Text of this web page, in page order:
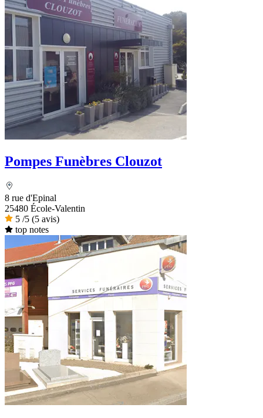
Pompes Funèbres Clouzot
8 rue d'Epinal
25480 École-Valentin
5 /5 (5 avis)
top notes